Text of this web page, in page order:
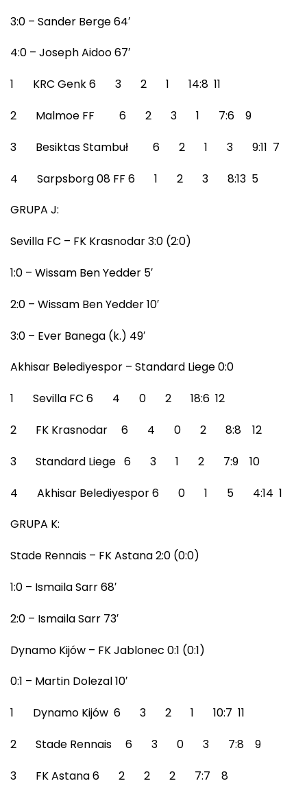
3:0 – Sander Berge 64′
4:0 – Joseph Aidoo 67′
1 KRC Genk 6 3 2 1 14:8 11
2 Malmoe FF 6 2 3 1 7:6 9
3 Besiktas Stambuł 6 2 1 3 9:11 7
4 Sarpsborg 08 FF 6 1 2 3 8:13 5
GRUPA J:
Sevilla FC – FK Krasnodar 3:0 (2:0)
1:0 – Wissam Ben Yedder 5′
2:0 – Wissam Ben Yedder 10′
3:0 – Ever Banega (k.) 49′
Akhisar Belediyespor – Standard Liege 0:0
1 Sevilla FC 6 4 0 2 18:6 12
2 FK Krasnodar 6 4 0 2 8:8 12
3 Standard Liege 6 3 1 2 7:9 10
4 Akhisar Belediyespor 6 0 1 5 4:14 1
GRUPA K:
Stade Rennais – FK Astana 2:0 (0:0)
1:0 – Ismaila Sarr 68′
2:0 – Ismaila Sarr 73′
Dynamo Kijów – FK Jablonec 0:1 (0:1)
0:1 – Martin Dolezal 10′
1 Dynamo Kijów 6 3 2 1 10:7 11
2 Stade Rennais 6 3 0 3 7:8 9
3 FK Astana 6 2 2 2 7:7 8